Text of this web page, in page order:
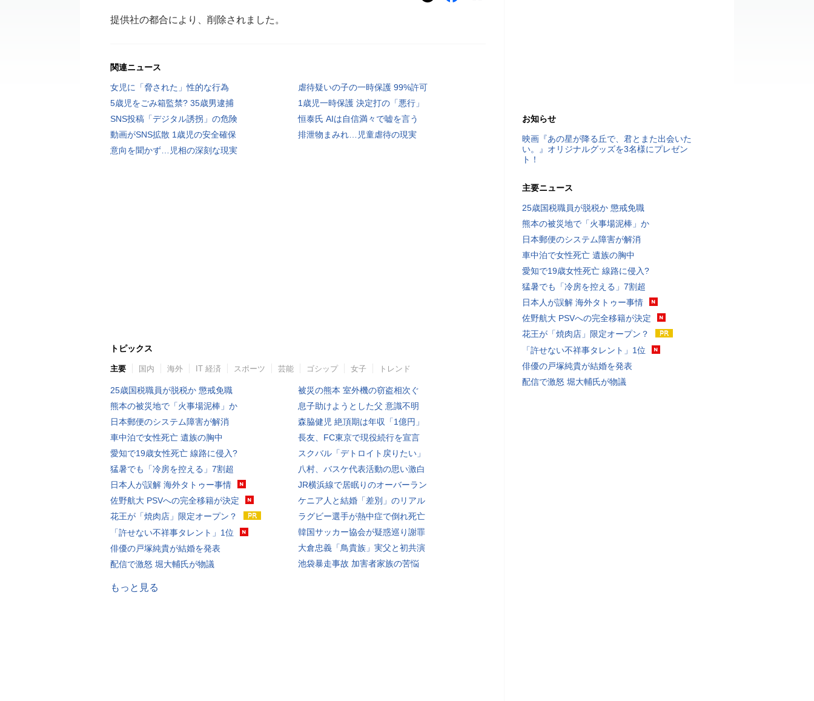
提供社の都合により、削除されました。
関連ニュース
女児に「脅された」性的な行為
虐待疑いの子の一時保護 99%許可
5歳児をごみ箱監禁? 35歳男逮捕
1歳児一時保護 決定打の「悪行」
SNS投稿「デジタル誘拐」の危険
恒泰氏 AIは自信満々で嘘を言う
動画がSNS拡散 1歳児の安全確保
排泄物まみれ…児童虐待の現実
意向を聞かず…児相の深刻な現実
トピックス
主要 国内 海外 IT 経済 スポーツ 芸能 ゴシップ 女子 トレンド
25歳国税職員が脱税か 懲戒免職
熊本の被災地で「火事場泥棒」か
日本郵便のシステム障害が解消
車中泊で女性死亡 遺族の胸中
愛知で19歳女性死亡 線路に侵入?
猛暑でも「冷房を控える」7割超
日本人が誤解 海外タトゥー事情
佐野航大 PSVへの完全移籍が決定
花王が「焼肉店」限定オープン？
「許せない不祥事タレント」1位
俳優の戸塚純貴が結婚を発表
配信で激怒 堀大輔氏が物議
被災の熊本 室外機の窃盗相次ぐ
息子助けようとした父 意識不明
森脇健児 絶頂期は年収「1億円」
長友、FC東京で現役続行を宣言
スクバル「デトロイト戻りたい」
八村、バスケ代表活動の思い激白
JR横浜線で居眠りのオーバーラン
ケニア人と結婚「差別」のリアル
ラグビー選手が熱中症で倒れ死亡
韓国サッカー協会が疑惑巡り謝罪
大倉忠義「鳥貴族」実父と初共演
池袋暴走事故 加害者家族の苦悩
もっと見る
お知らせ
映画『あの星が降る丘で、君とまた出会いた
い。』オリジナルグッズを3名様にプレゼン
ト！
主要ニュース
25歳国税職員が脱税か 懲戒免職
熊本の被災地で「火事場泥棒」か
日本郵便のシステム障害が解消
車中泊で女性死亡 遺族の胸中
愛知で19歳女性死亡 線路に侵入?
猛暑でも「冷房を控える」7割超
日本人が誤解 海外タトゥー事情
佐野航大 PSVへの完全移籍が決定
花王が「焼肉店」限定オープン？
「許せない不祥事タレント」1位
俳優の戸塚純貴が結婚を発表
配信で激怒 堀大輔氏が物議